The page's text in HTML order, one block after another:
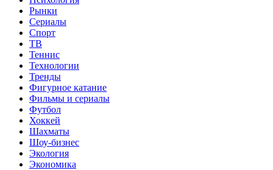
Рынки
Сериалы
Спорт
ТВ
Теннис
Технологии
Тренды
Фигурное катание
Фильмы и сериалы
Футбол
Хоккей
Шахматы
Шоу-бизнес
Экология
Экономика